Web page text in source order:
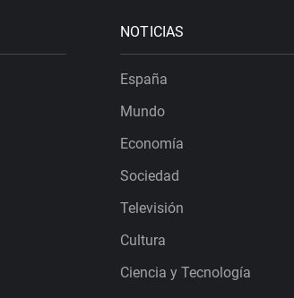
NOTICIAS
España
Mundo
Economía
Sociedad
Televisión
Cultura
Ciencia y Tecnología